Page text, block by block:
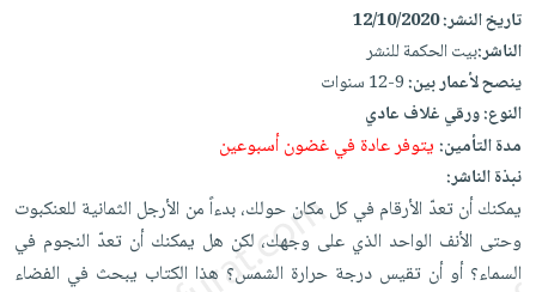
iKitab
على
Android
تحميل
iKitab
على
Apple
masmu3
على
Apple
جوائز
أجهزة
العناية
الشخصية
العناية
وتصفيف
الشعر
العناية
بالجسم
المطبخ
والسفرة
جديد
الكل
أواني
الطهي
أدوات
الخبز
متجر
الهدايا
أقسام
تاريخ النشر:12/10/2020
الناشر:بيت الحكمة للنشر
ينصح لأعمار بين:9-12 سنوات
النوع:ورقي غلاف عادي
مدة التأمين:يتوفر عادة في غضون أسبوعين
نبذة الناشر:
يمكنك أن تعدّ الأرقام في كل مكان حولك، بدءاً من الأرجل الثمانية للعنكبوت
وحتى الأنف الواحد الذي على وجهك، لكن هل يمكنك أن تعدّ النجوم في
السماء؟ أو أن تقيس درجة حرارة الشمس؟ هذا الكتاب يبحث في الفضاء